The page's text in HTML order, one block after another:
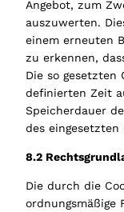
Angebot, zum
auszuwerten.
einem erneuten
zu erkennen,
Die so gesetzten
definierten Zeit
Speicherdauer
des eingesetzten
8.2
Die durch die
ordnungsmäßige